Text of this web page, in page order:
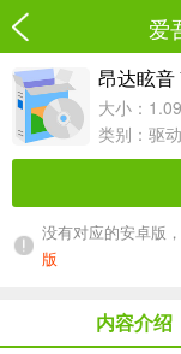
爱
昂达眩音
大小：
类别： 驱
没有对应的安卓版
版
内容介绍